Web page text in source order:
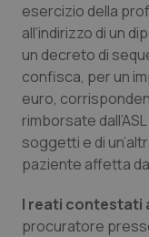
Lombardia
Marche
Molise
Piemonte
Provincia
Dolore
Donna &
Epatiti
HIV
Infezioni &
esercizio della
all’indirizzo di un
un decreto di
confisca, per un
euro,
rimborsate
soggetti e di
paziente affetta
I reati contestati
procuratore